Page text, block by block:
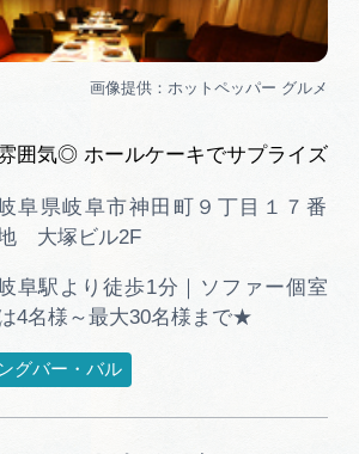
囲気◎ ホールケーキでサプライズ
阜県岐阜市神田町９丁目１７番
大塚ビル2F
阜駅より徒歩1分｜ソファー個室
4名様～最大30名様まで★
グバー・バル